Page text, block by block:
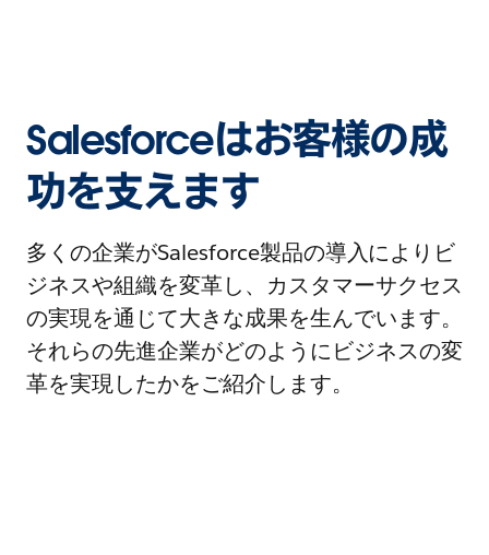
Salesforceはお客様の成
功を支えます
多くの企業がSalesforce製品の導入によりビ
ジネスや組織を変革し、カスタマーサクセス
の実現を通じて大きな成果を生んでいます。
それらの先進企業がどのようにビジネスの変
革を実現したかをご紹介します。